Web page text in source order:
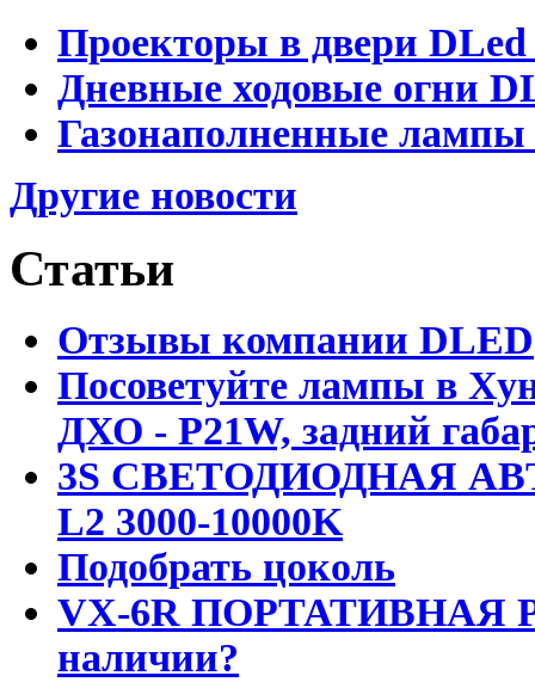
Проекторы в двери DLed
Дневные ходовые огни
Газонаполненные
Другие новости
Статьи
Отзывы компании DLED
Посоветуйте лампы в
ДХО - P21W, задний
3S СВЕТОДИОДНАЯ
L2 3000-10000K
Подобрать цоколь
VX-6R ПОРТАТИВНАЯ
наличии?